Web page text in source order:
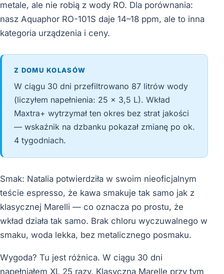
metale, ale nie robią z wody RO. Dla porównania:
nasz Aquaphor RO-101S daje 14–18 ppm, ale to inna
kategoria urządzenia i ceny.
Z DOMU KOLASÓW
W ciągu 30 dni przefiltrowano 87 litrów wody
(liczyłem napełnienia: 25 × 3,5 L). Wkład
Maxtra+ wytrzymał ten okres bez strat jakości
— wskaźnik na dzbanku pokazał zmianę po ok.
4 tygodniach.
Smak: Natalia potwierdziła w swoim nieoficjalnym
teście espresso, że kawa smakuje tak samo jak z
klasycznej Marelli — co oznacza po prostu, że
wkład działa tak samo. Brak chloru wyczuwalnego w
smaku, woda lekka, bez metalicznego posmaku.
Wygoda? Tu jest różnica. W ciągu 30 dni
napełniałem XL 25 razy. Klasyczną Marellę przy tym